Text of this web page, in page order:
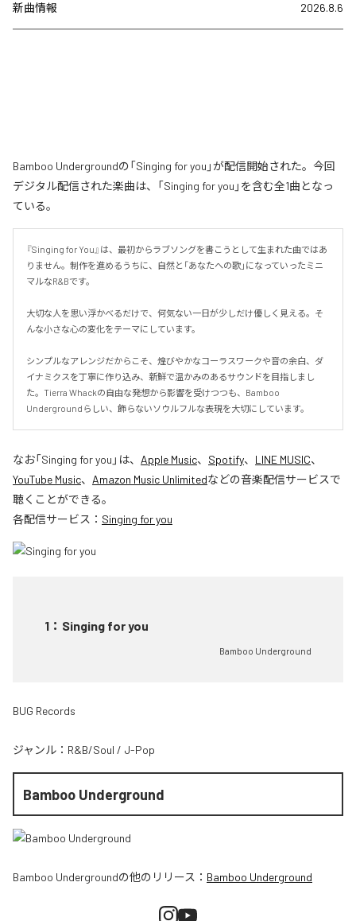
新曲情報 2026.8.6
Bamboo Undergroundの「Singing for you」が配信開始された。今回
デジタル配信された楽曲は、「Singing for you」を含む全1曲となっ
ている。
『Singing for You』は、最初からラブソングを書こうとして生まれた曲ではあ
りません。制作を進めるうちに、自然と「あなたへの歌」になっていったミニ
マルなR&Bです。
大切な人を思い浮かべるだけで、何気ない一日が少しだけ優しく見える。そ
んな小さな心の変化をテーマにしています。
シンプルなアレンジだからこそ、煌びやかなコーラスワークや音の余白、ダ
イナミクスを丁寧に作り込み、新鮮で温かみのあるサウンドを目指しまし
た。Tierra Whackの自由な発想から影響を受けつつも、Bamboo
Undergroundらしい、飾らないソウルフルな表現を大切にしています。
なお「Singing for you 」は、 Apple Music、 Spotify、 LINE MUSIC、
YouTube Music、 Amazon Music Unlimitedなどの音楽配信サービスで
聴くことができる。
各配信サービス： Singing for you
1 ： Singing for you
Bamboo Underground
BUG Records
ジャンル： R&B/Soul / J-Pop
Bamboo Underground
Bamboo Undergroundの他のリリース： Bamboo Underground